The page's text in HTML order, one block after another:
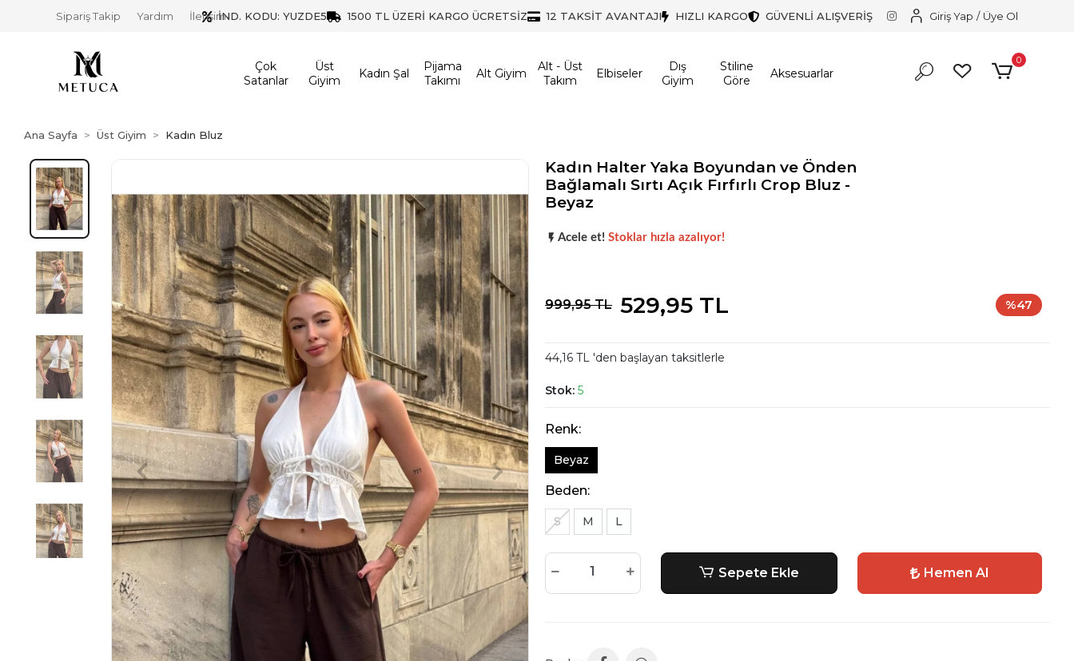
İND. KODU: YUZDE5 1500 TL ÜZERİ KARGO ÜCRETSİZ 12 TAKSİT AVANTAJI HIZLI KARGO GÜVENLİ ALIŞVERİŞ
Sipariş Takip Yardım İletişim Giriş Yap / Üye Ol
Çok
Satanlar
Üst
Giyim
Kadın Şal
Pijama
Takımı
Alt Giyim
Alt - Üst
Takım
Elbiseler
Dış
Giyim
Stiline
Göre
Aksesuarlar
0
Ana Sayfa Üst Giyim Kadın Bluz
Kadın Halter Yaka Boyundan ve Önden
Bağlamalı Sırtı Açık Fırfırlı Crop Bluz -
Beyaz
Koleksiyonun
Acele et! Stoklar hızla azalıyor!
999,95 TL 529,95 TL %47
44,16 TL 'den başlayan taksitlerle
Stok: 5
Renk:
Beyaz
Beden:
S M L
Sepete Ekle Hemen Al